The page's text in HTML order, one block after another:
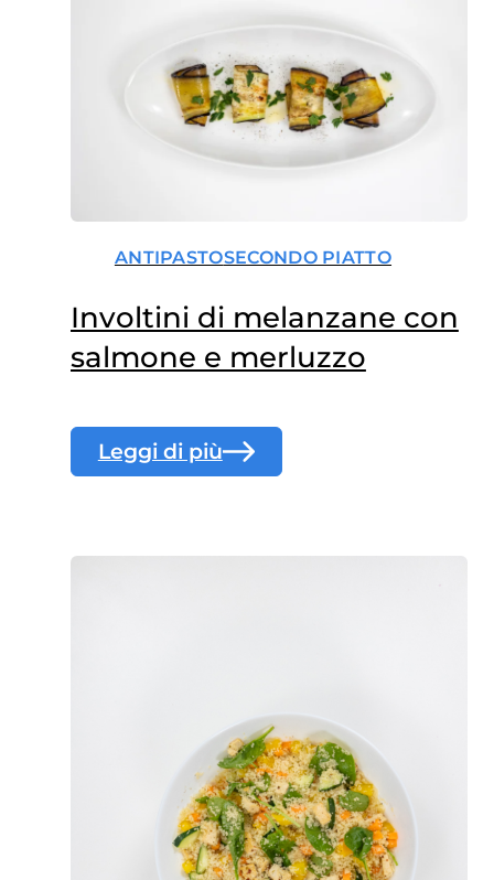
ANTIPASTOSECONDO PIATTO
Involtini di melanzane con
salmone e merluzzo
Leggi di più